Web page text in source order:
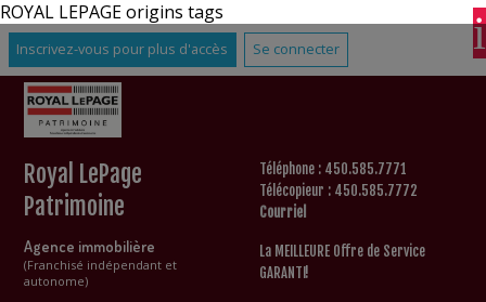
ROYAL LEPAGE origins tags
Inscrivez-vous pour plus d'accès Se connecter
Royal LePage
Patrimoine
Agence immobilière
(Franchisé indépendant et
autonome)
Téléphone : 450.585.7771
Télécopieur : 450.585.7772
Courriel
La MEILLEURE Offre de Service
GARANTI!